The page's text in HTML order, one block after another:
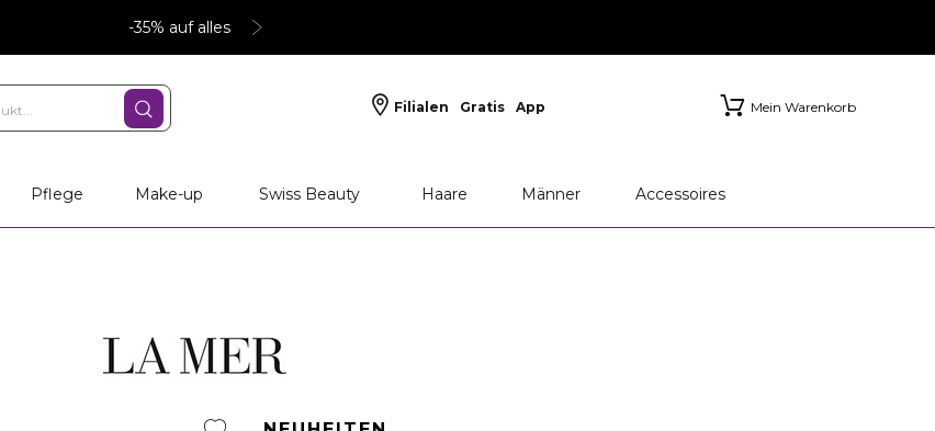
-35% auf alles
Filialen Gratis App Mein Warenkorb
Pflege Make-up Swiss Beauty Haare Männer Accessoires